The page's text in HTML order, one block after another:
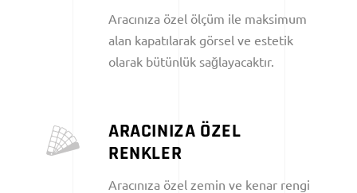
Aracınıza özel ölçüm ile maksimum
alan kapatılarak görsel ve estetik
olarak bütünlük sağlayacaktır.
ARACINIZA ÖZEL
RENKLER
Aracınıza özel zemin ve kenar rengi